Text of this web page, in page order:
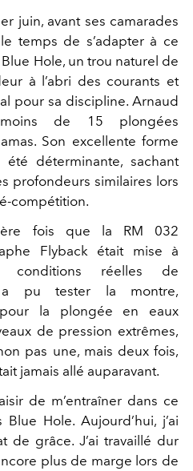
juin, avant ses camarades
temps de s’adapter à ce
Hole, un trou naturel de
à l’abri des courants et
pour sa discipline. Arnaud
de 15 plongées
Son excellente forme
déterminante, sachant
profondeurs similaires lors
compétition.
fois que la RM 032
Flyback était mise à
conditions réelles de
a pu tester la montre,
la plongée en eaux
de pression extrêmes,
pas une, mais deux fois,
jamais allé auparavant.
de m’entraîner dans ce
Hole. Aujourd’hui, j’ai
de grâce. J’ai travaillé dur
plus de marge lors de